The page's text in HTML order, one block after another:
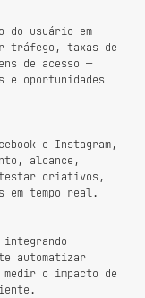
do usuário em
tráfego, taxas de
de acesso —
oportunidades
e Instagram,
alcance,
testar criativos,
em tempo real.
integrando
automatizar
o impacto de